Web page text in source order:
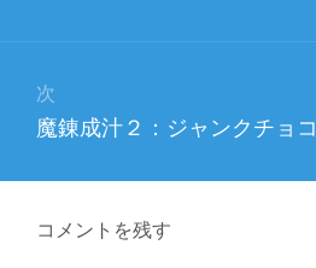
シ
次
次
投
魔錬成汁２：ジャンクチョ
コメントを残す